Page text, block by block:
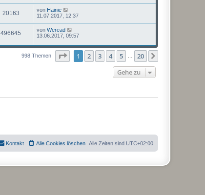
20163 von Hainie
11.07.2017, 12:37
496645 von Weread
13.06.2017, 09:57
998 Themen Seite von20
1 2 3 4 5 20
Gehe zu
Alle Zeiten sind UTC+02:00
Alle Cookies löschen
Kontakt